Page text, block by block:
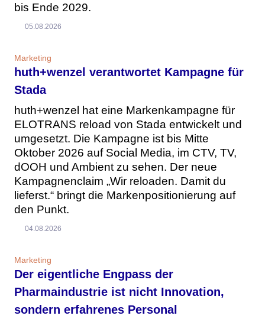
bis Ende 2029.
05.08.2026
Marketing
huth+wenzel verantwortet Kampagne für
Stada
huth+wenzel hat eine Markenkampagne für
ELOTRANS reload von Stada entwickelt und
umgesetzt. Die Kampagne ist bis Mitte
Oktober 2026 auf Social Media, im CTV, TV,
dOOH und Ambient zu sehen. Der neue
Kampagnenclaim „Wir reloaden. Damit du
lieferst.“ bringt die Markenpositionierung auf
den Punkt.
04.08.2026
Marketing
Der eigentliche Engpass der
Pharmaindustrie ist nicht Innovation,
sondern erfahrenes Personal